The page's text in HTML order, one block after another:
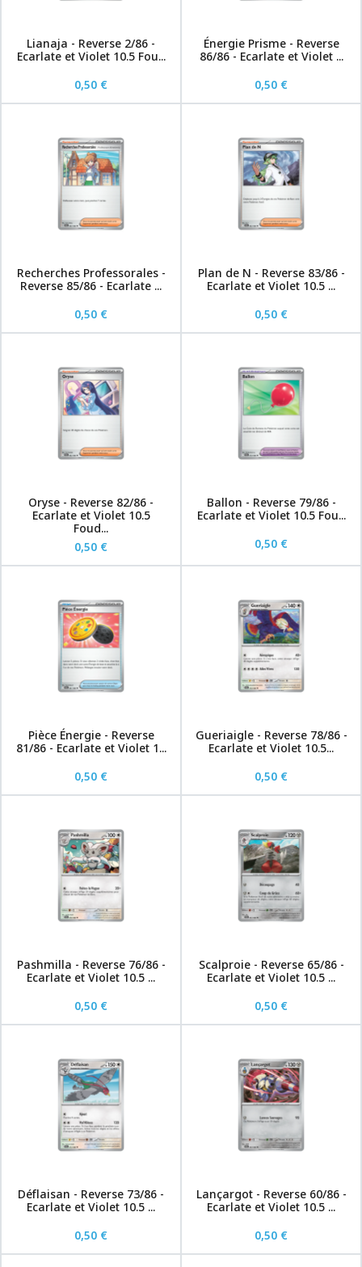
Lianaja - Reverse 2/86 -
Ecarlate et Violet 10.5 Fou...
0,50 €
Énergie Prisme - Reverse
86/86 - Ecarlate et Violet ...
0,50 €
Recherches Professorales -
Reverse 85/86 - Ecarlate ...
0,50 €
Plan de N - Reverse 83/86 -
Ecarlate et Violet 10.5 ...
0,50 €
Oryse - Reverse 82/86 -
Ecarlate et Violet 10.5
Foud...
0,50 €
Ballon - Reverse 79/86 -
Ecarlate et Violet 10.5 Fou...
0,50 €
Pièce Énergie - Reverse
81/86 - Ecarlate et Violet 1...
0,50 €
Gueriaigle - Reverse 78/86 -
Ecarlate et Violet 10.5...
0,50 €
Pashmilla - Reverse 76/86 -
Ecarlate et Violet 10.5 ...
0,50 €
Scalproie - Reverse 65/86 -
Ecarlate et Violet 10.5 ...
0,50 €
Déflaisan - Reverse 73/86 -
Ecarlate et Violet 10.5 ...
0,50 €
Lançargot - Reverse 60/86 -
Ecarlate et Violet 10.5 ...
0,50 €